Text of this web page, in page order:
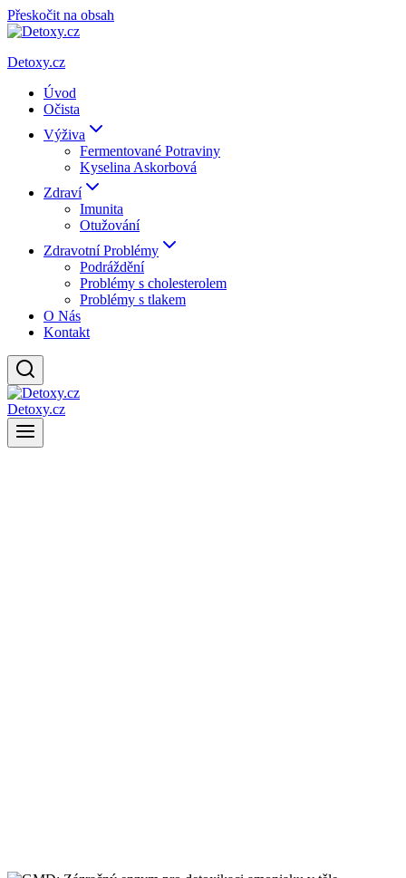
Přeskočit na obsah
Detoxy.cz
Úvod
Očista
Výživa
Fermentované Potraviny
Kyselina Askorbová
Zdraví
Imunita
Otužování
Zdravotní Problémy
Podráždění
Problémy s cholesterolem
Problémy s tlakem
O Nás
Kontakt
Detoxy.cz